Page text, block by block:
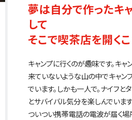
夢は自分で作ったキ
して
そこで喫茶店を開くこ
キャンプに行くのが趣味です。キャ
来ていないような山の中でキャン
でいます。しかも一人で。ナイフと
とサバイバル気分を楽しんでいます
ついつい携帯電話の電波が届く場